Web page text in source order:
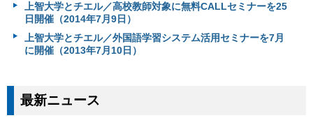
上智大学とチエル／高校教師対象に無料CALLセミナーを25
日開催（2014年7月9日）
上智大学とチエル／外国語学習システム活用セミナーを7月
に開催（2013年7月10日）
最新ニュース